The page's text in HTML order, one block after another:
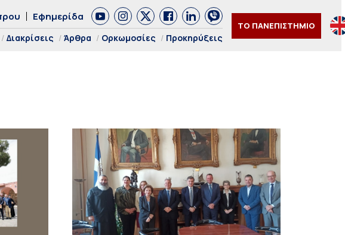
Εφημερίδα
Διακρίσεις Άρθρα Ορκωμοσίες Προκηρύξεις
ΤΟ ΠΑΝΕΠΙΣΤΗΜΙΟ